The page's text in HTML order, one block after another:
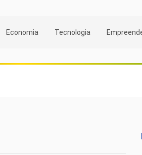
Economia Tecnologia